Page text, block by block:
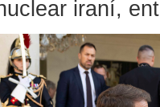
iraní,